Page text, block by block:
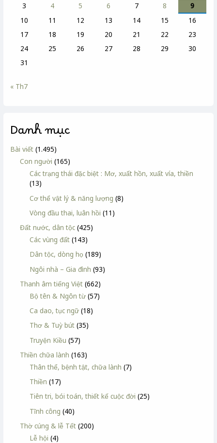
3
4 5 6 7 8
9
10
11 12 13 14 15
16
17
18 19 20 21 22
23
24
25 26 27 28 29
30
31
« Th7
Danh mục
Bài viết (1.495)
Con người (165)
Các trạng thái đặc biệt : Mơ, xuất hồn, xuất vía, thiền
(13)
Cơ thể vật lý & năng lượng (8)
Vòng đầu thai, luân hồi (11)
Đất nước, dân tộc (425)
Các vùng đất (143)
Dân tộc, dòng họ (189)
Ngôi nhà – Gia đình (93)
Thanh âm tiếng Việt (662)
Bộ tên & Ngôn từ (57)
Ca dao, tục ngữ (18)
Thơ & Tuỳ bút (35)
Truyện Kiều (57)
Thiền chữa lành (163)
Thân thể, bệnh tật, chữa lành (7)
Thiền (17)
Tiên tri, bói toán, thiết kế cuộc đời (25)
Tĩnh công (40)
Thờ cúng & lễ Tết (200)
Lễ hội (4)